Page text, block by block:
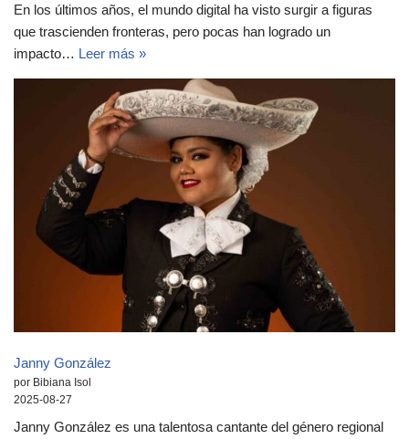
En los últimos años, el mundo digital ha visto surgir a figuras
que trascienden fronteras, pero pocas han logrado un
impacto… Leer más »
Janny González
por Bibiana Isol
2025-08-27
Janny González es una talentosa cantante del género regional